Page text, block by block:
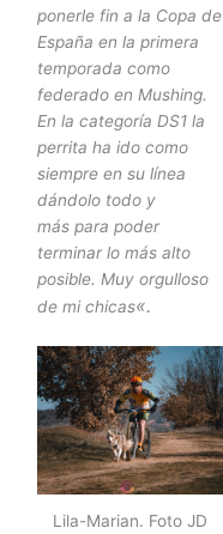
ponerle fin a la Copa de
España en la primera
temporada como
federado en Mushing.
En la categoría DS1 la
perrita ha ido como
siempre en su línea
dándolo todo y
más para poder
terminar lo más alto
posible. Muy orgulloso
de mi chicas«.
Lila-Marian. Foto JD